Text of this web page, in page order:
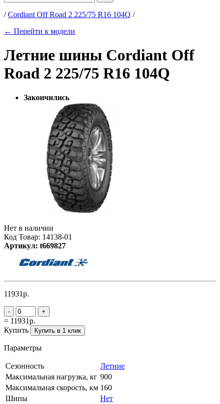
/Cordiant Off Road 2 225/75 R16 104Q /
← Перейти к модели
Летние шины Cordiant Off
Road 2 225/75 R16 104Q
Закончились
Нет в наличии
Код Товар: 14138-01
Артикул: t669827
11931р.
- +
= 11931р.
Купить
Купить в 1 клик
Параметры
Сезонность
Летние
Максимальная нагрузка, кг 900
Максимальная скорость, км 160
Шипы
Нет